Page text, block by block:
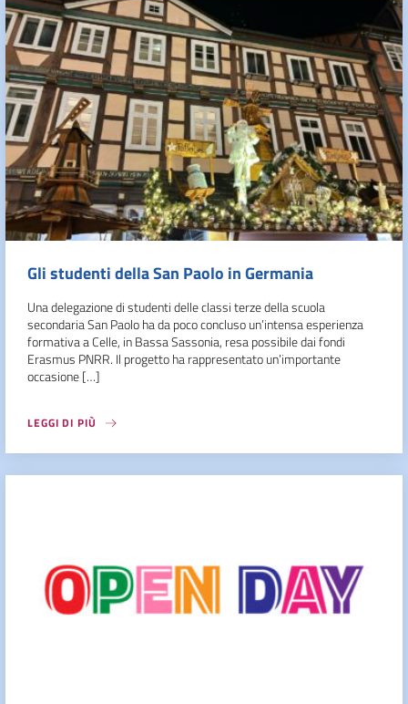
Gli studenti della San Paolo in Germania
Una delegazione di studenti delle classi terze della scuola
secondaria San Paolo ha da poco concluso un’intensa esperienza
formativa a Celle, in Bassa Sassonia, resa possibile dai fondi
Erasmus PNRR. Il progetto ha rappresentato un’importante
occasione […]
LEGGI DI PIÙ